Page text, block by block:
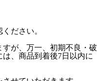
ださい。
が、万一、初期不良・破
、商品到着後7日以内に